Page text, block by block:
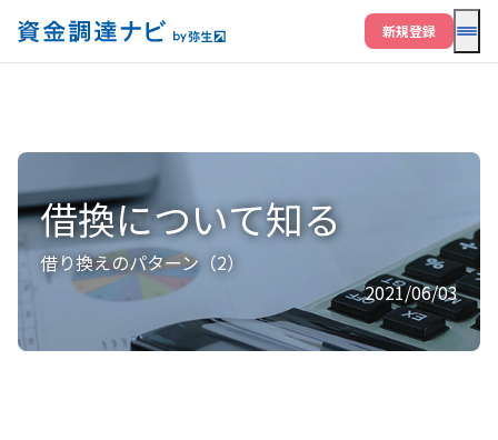
メ
新規登録
借換について知る
借り換えのパターン（2）
2021/06/03